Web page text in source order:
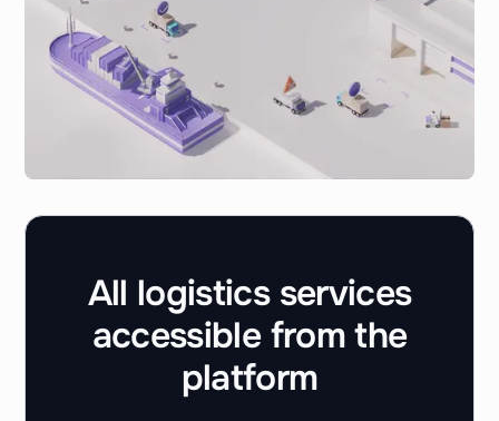
All logistics services
accessible from the
platform